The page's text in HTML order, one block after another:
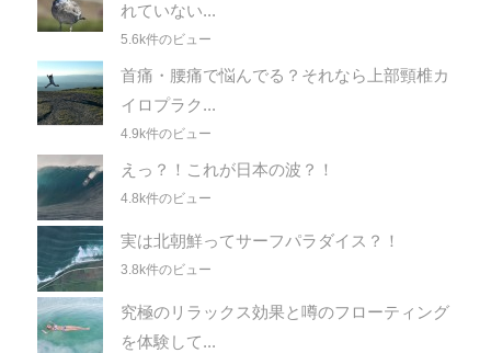
れていない...
5.6k件のビュー
首痛・腰痛で悩んでる？それなら上部頸椎カ
イロプラク...
4.9k件のビュー
えっ？！これが日本の波？！
4.8k件のビュー
実は北朝鮮ってサーフパラダイス？！
3.8k件のビュー
究極のリラックス効果と噂のフローティング
を体験して...